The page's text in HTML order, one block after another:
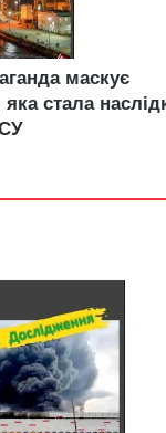
маскує
яка стала